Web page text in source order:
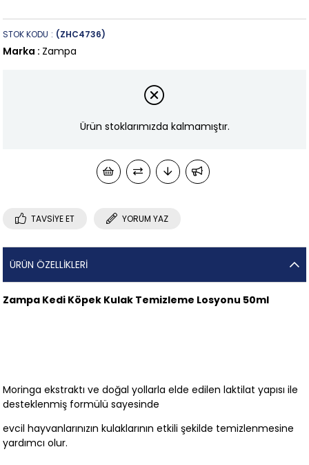
(ZHC4736)
STOK KODU
Marka : Zampa
Ürün stoklarımızda kalmamıştır.
TAVSIYE ET YORUM YAZ
ÜRÜN ÖZELLIKLERI
Zampa Kedi Köpek Kulak Temizleme Losyonu 50ml
Moringa ekstraktı ve doğal yollarla elde edilen laktilat yapısı ile
desteklenmiş formülü sayesinde
evcil hayvanlarınızın kulaklarının etkili şekilde temizlenmesine
yardımcı olur.